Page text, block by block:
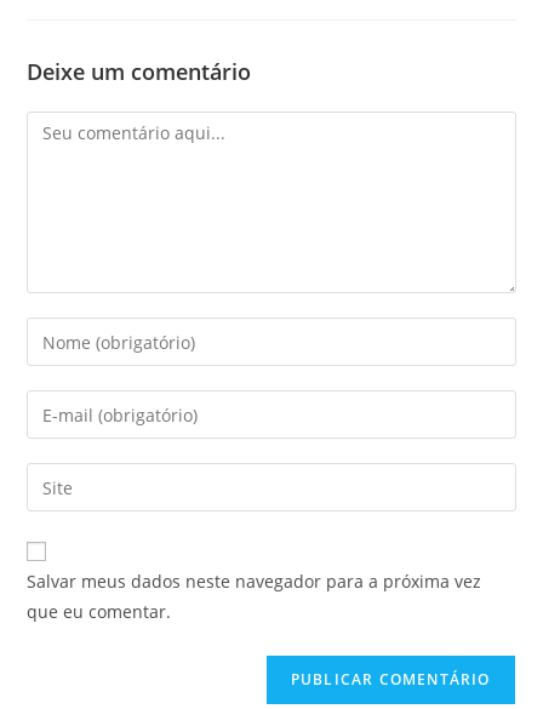
Deixe um comentário
Comentário
Digite
seu
nome
ou
de
usuário
para
comentar
Digite
seu
endereço
de
mail
para
comentar
Digite
o
URL
do
site
Salvar meus dados neste navegador para a próxima vez
que eu comentar.